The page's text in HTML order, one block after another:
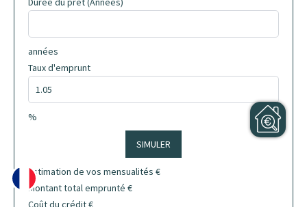
années
Taux d'emprunt
%
SIMULER
Estimation de vos mensualités €
Montant total emprunté €